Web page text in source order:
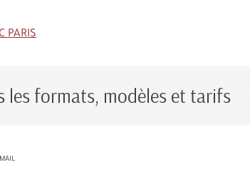
PARIS
les formats, modèles et tarifs